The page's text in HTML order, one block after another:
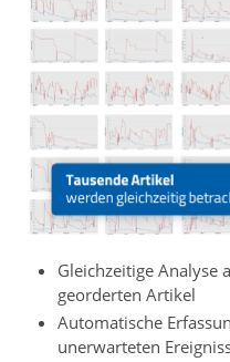
Gleichzeitige Analyse
georderten Artikel
Automatische
unerwarteten